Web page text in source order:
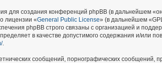
для создания конференций phpBB (в дальнейшем
лицензии «General Public License» (в дальнейшем
phpBB строго связаны с организацией и
в качестве допустимого содержания и/или
.
сообщений, порнографических сообщений,